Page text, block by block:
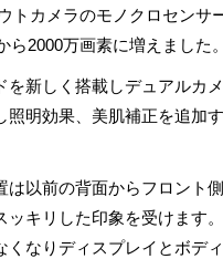
トカメラのモノクロセンサ
ら2000万画素に増えました。
を新しく搭載しデュアルカ
照明効果、美肌補正を追加
は以前の背面からフロント
ッキリした印象を受けます
くなりディスプレイとボデ